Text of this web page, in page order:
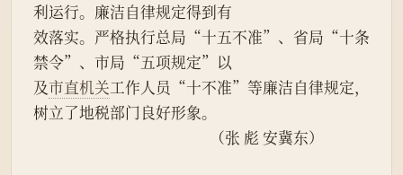
利运行。廉洁自律规定得到有
效落实。严格执行总局“十五不准”、省局“十条
禁令”、市局“五项规定”以
及市直机关工作人员“十不准”等廉洁自律规定，
树立了地税部门良好形象。
                                                 （张 彪 安冀东）